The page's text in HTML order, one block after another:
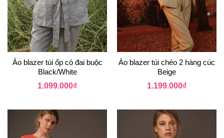
Áo blazer túi ốp có đai buộc
Black/White
1.099.000₫
Áo blazer túi chéo 2 hàng cúc
Beige
1.199.000₫